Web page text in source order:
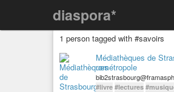
diaspora*
1 person tagged with #savoirs
Médiathèques de
rométropole
#livre #lectures